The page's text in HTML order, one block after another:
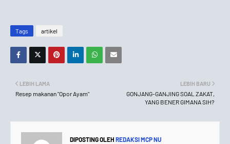
Tags artikel
LEBIH BARU
GONJANG-GANJING SOAL ZAKAT,
YANG BENER GIMANA SIH?
LEBIH LAMA
Resep makanan "Opor Ayam"
DIPOSTING OLEH REDAKSI MCP NU